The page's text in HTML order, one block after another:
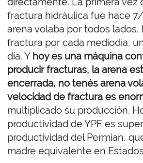
fractura hidráulica fue hace
arena volaba por todos lados,
fractura por cada mediodía,
día. Y hoy es una máquina
producir fracturas, la arena
encerrada, no tenés arena
velocidad de fractura es
multiplicado su producción.
productividad de YPF es
productividad del Permian,
madre equivalente en